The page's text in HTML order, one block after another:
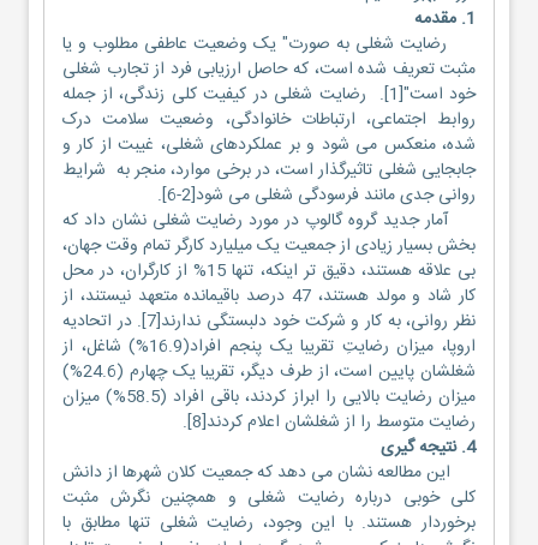
1. مقدمه
رضایت شغلی به صورت" یک وضعیت عاطفی مطلوب و یا
مثبت تعریف شده است، که حاصل ارزیابی فرد از تجارب شغلی
خود است"[1]. رضایت شغلی در کیفیت کلی زندگی، از جمله
روابط اجتماعی، ارتباطات خانوادگی، وضعیت سلامت درک
شده، منعکس می شود و بر عملکردهای شغلی، غیبت از کار و
جابجایی شغلی تاثیرگذار است، در برخی موارد، منجر به شرایط
روانی جدی مانند فرسودگی شغلی می شود[2-6].
آمار جدید گروه گالوپ در مورد رضایت شغلی نشان داد که
بخش بسیار زیادی از جمعیت یک میلیارد کارگر تمام وقت جهان،
بی علاقه هستند، دقیق تر اینکه، تنها 15% از کارگران، در محل
کار شاد و مولد هستند، 47 درصد باقیمانده متعهد نیستند، از
نظر روانی، به کار و شرکت خود دلبستگی ندارند[7]. در اتحادیه
اروپا، میزان رضایتِ تقریبا یک پنجم افراد(16.9%) شاغل، از
شغلشان پایین است، از طرف دیگر، تقریبا یک چهارم (24.6%)
میزان رضایت بالایی را ابراز کردند، باقی افراد (58.5%) میزان
رضایت متوسط را از شغلشان اعلام کردند[8].
4. نتیجه گیری
این مطالعه نشان می دهد که جمعیت کلان شهرها از دانش
کلی خوبی درباره رضایت شغلی و همچنین نگرش مثبت
برخوردار هستند. با این وجود، رضایت شغلی تنها مطابق با